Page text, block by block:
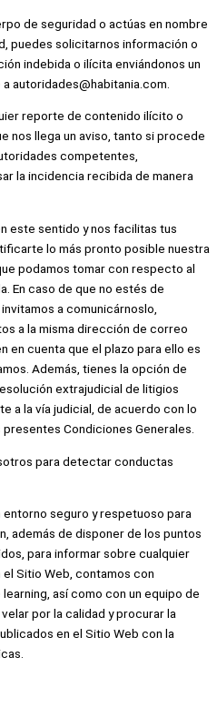
de seguridad o actúas en nombre
puedes solicitarnos información o
indebida o ilícita enviándonos un
autoridades@habitania.com.
reporte de contenido ilícito o
nos llega un aviso, tanto si procede
competentes,
la incidencia recibida de manera
este sentido y nos facilitas tus
lo más pronto posible nuestra
podamos tomar con respecto al
En caso de que no estés de
a comunicárnoslo,
a la misma dirección de correo
en cuenta que el plazo para ello es
Además, tienes la opción de
extrajudicial de litigios
a la vía judicial, de acuerdo con lo
Condiciones Generales.
para detectar conductas
seguro y respetuoso para
además de disponer de los puntos
para informar sobre cualquier
Sitio Web, contamos con
así como con un equipo de
por la calidad y procurar la
en el Sitio Web con la